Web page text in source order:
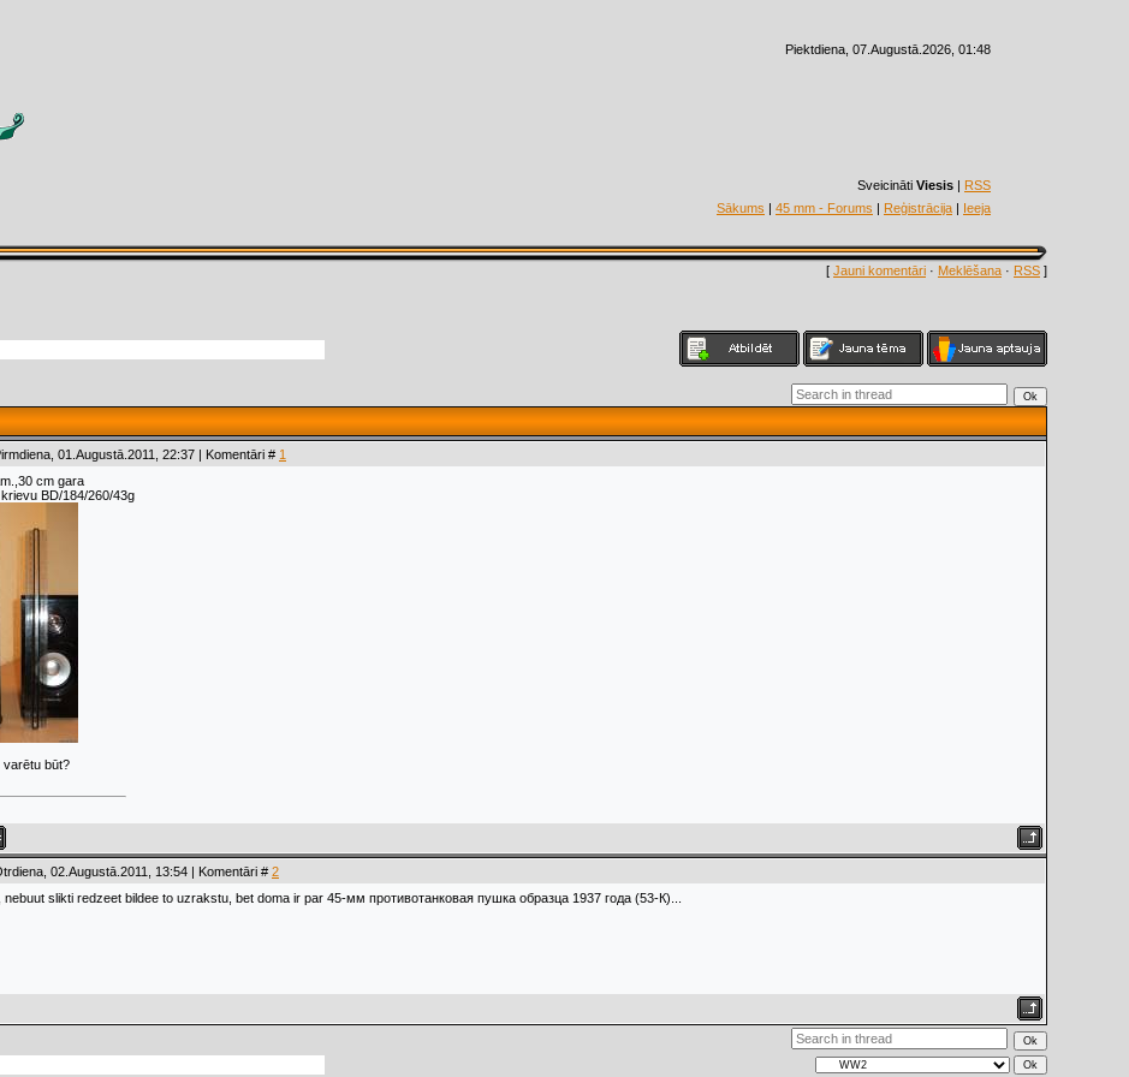
Piektdiena, 07.Augustā.2026, 01:48
Sveicināti Viesis | RSS
Sākums | 45 mm - Forums | Reģistrācija | Ieeja
[ Jauni komentāri · Meklēšana · RSS ]
01.Augustā.2011, 22:37 | Komentāri # 1
cm gara
BD/184/260/43g
varētu būt?
02.Augustā.2011, 13:54 | Komentāri # 2
nebuut slikti redzeet bildee to uzrakstu, bet doma ir par 45-мм противотанковая пушка образца 1937 года (53-К)...